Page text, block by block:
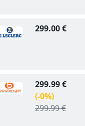
299.00 €
299.99 €
(-0%)
299.99 €